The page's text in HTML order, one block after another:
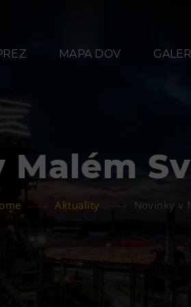
MAPA DOV
Malém
Aktuality Novinky v
Przekąski
Kawiarnia Wielki
Techniki